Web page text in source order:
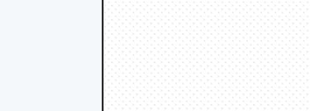
を支払う孝行もで
そうだけど、それ
ョンが劇的に変化し